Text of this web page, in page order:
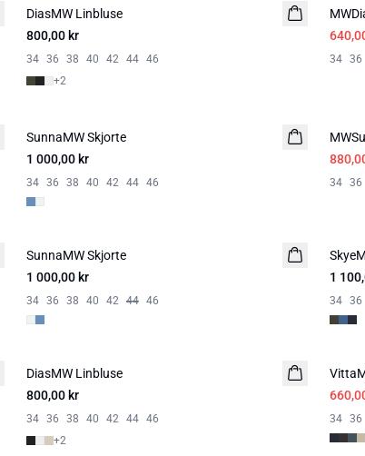
LIN
DiasMW Linbluse
800,00 kr
34 36 38 40 42 44 46
+2
LIN
34 36
SunnaMW Skjorte
1 000,00 kr
34 36 38 40 42 44 46 34 36
SunnaMW Skjorte
1 000,00 kr
34 36 38 40 42 44 46
1
34 36
LIN
DiasMW Linbluse
800,00 kr
34 36 38 40 42 44 46
+2
34 36